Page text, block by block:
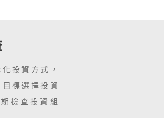
投資方式，
標選擇投資
檢查投資組